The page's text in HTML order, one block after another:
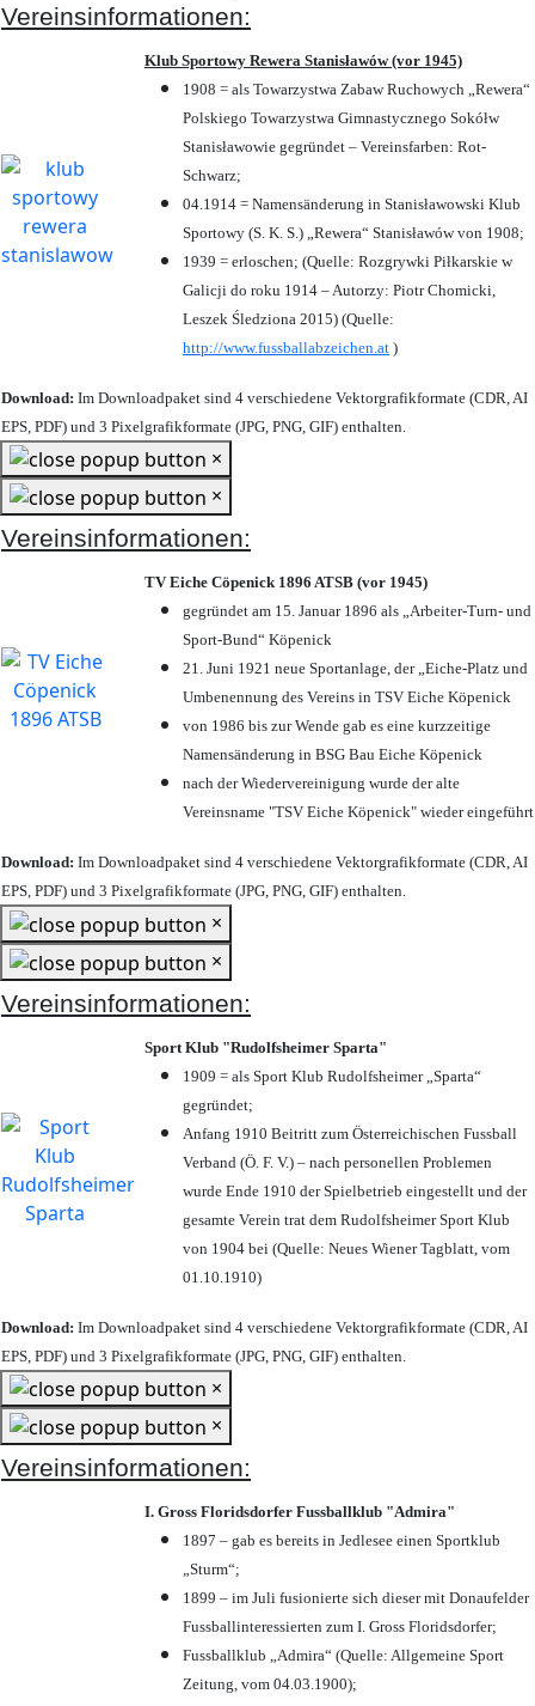
Vereinsinformationen:
Klub Sportowy Rewera Stanisławów (vor 1945)
1908 = als Towarzystwa Zabaw Ruchowych „Rewera“
Polskiego Towarzystwa Gimnastycznego Sokółw
Stanisławowie gegründet – Vereinsfarben: Rot-
Schwarz;
04.1914 = Namensänderung in Stanisławowski Klub
Sportowy (S. K. S.) „Rewera“ Stanisławów von 1908;
1939 = erloschen; (Quelle: Rozgrywki Piłkarskie w
Galicji do roku 1914 – Autorzy: Piotr Chomicki,
Leszek Śledziona 2015) (Quelle:
http://www.fussballabzeichen.at )
Download: Im Downloadpaket sind 4 verschiedene Vektorgrafikformate (CDR, AI
EPS, PDF) und 3 Pixelgrafikformate (JPG, PNG, GIF) enthalten.
×
×
Vereinsinformationen:
TV Eiche Cöpenick 1896 ATSB (vor 1945)
gegründet am 15. Januar 1896 als „Arbeiter-Turn- und
Sport-Bund“ Köpenick
21. Juni 1921 neue Sportanlage, der „Eiche-Platz und
Umbenennung des Vereins in TSV Eiche Köpenick
von 1986 bis zur Wende gab es eine kurzzeitige
Namensänderung in BSG Bau Eiche Köpenick
nach der Wiedervereinigung wurde der alte
Vereinsname "TSV Eiche Köpenick" wieder eingeführt
Download: Im Downloadpaket sind 4 verschiedene Vektorgrafikformate (CDR, AI
EPS, PDF) und 3 Pixelgrafikformate (JPG, PNG, GIF) enthalten.
×
×
Vereinsinformationen:
Sport Klub "Rudolfsheimer Sparta"
1909 = als Sport Klub Rudolfsheimer „Sparta“
gegründet;
Anfang 1910 Beitritt zum Österreichischen Fussball
Verband (Ö. F. V.) – nach personellen Problemen
wurde Ende 1910 der Spielbetrieb eingestellt und der
gesamte Verein trat dem Rudolfsheimer Sport Klub
von 1904 bei (Quelle: Neues Wiener Tagblatt, vom
01.10.1910)
Download: Im Downloadpaket sind 4 verschiedene Vektorgrafikformate (CDR, AI
EPS, PDF) und 3 Pixelgrafikformate (JPG, PNG, GIF) enthalten.
×
×
Vereinsinformationen:
I. Gross Floridsdorfer Fussballklub "Admira"
1897 – gab es bereits in Jedlesee einen Sportklub
„Sturm“;
1899 – im Juli fusionierte sich dieser mit Donaufelder
Fussballinteressierten zum I. Gross Floridsdorfer;
Fussballklub „Admira“ (Quelle: Allgemeine Sport
Zeitung, vom 04.03.1900);